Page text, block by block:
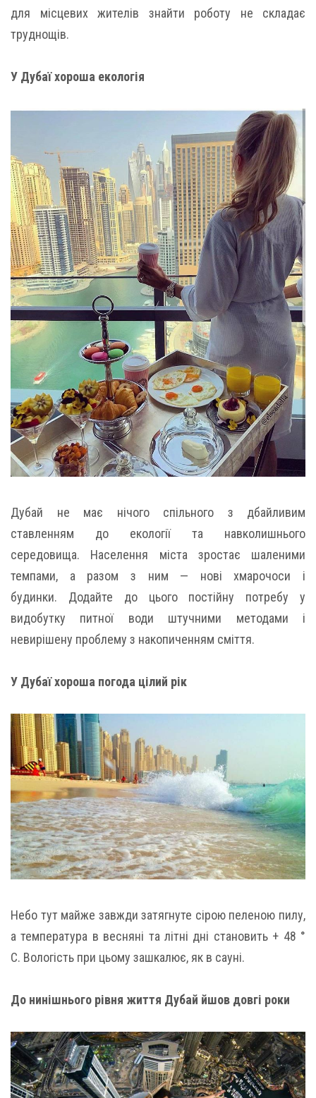
для місцевих жителів знайти роботу не складає
труднощів.
У Дубаї хороша екологія
Дубай не має нічого спільного з дбайливим
ставленням до екології та навколишнього
середовища. Населення міста зростає шаленими
темпами, а разом з ним — нові хмарочоси і
будинки. Додайте до цього постійну потребу у
видобутку питної води штучними методами і
невирішену проблему з накопиченням сміття.
У Дубаї хороша погода цілий рік
Небо тут майже завжди затягнуте сірою пеленою пилу,
а температура в весняні та літні дні становить + 48 °
С. Вологість при цьому зашкалює, як в сауні.
До нинішнього рівня життя Дубай йшов довгі роки